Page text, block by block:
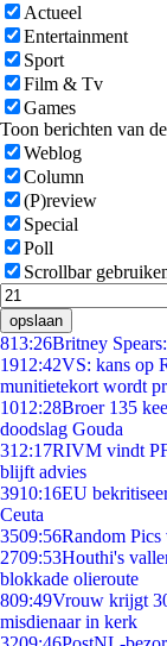
Actueel
Entertainment
Sport
Film & Tv
Games
Toon berichten van
Weblog
Column
(P)review
Special
Poll
Scrollbar
opslaan
813:26Britney
1912:42VS: kans op
munitietekort wordt
1012:28Broer 135
doodslag Gouda
312:17RIVM vindt
blijft advies
3910:16EU
Ceuta
3509:56Random
2709:53Houthi's
blokkade olieroute
809:49Vrouw krijgt
misdienaar in kerk